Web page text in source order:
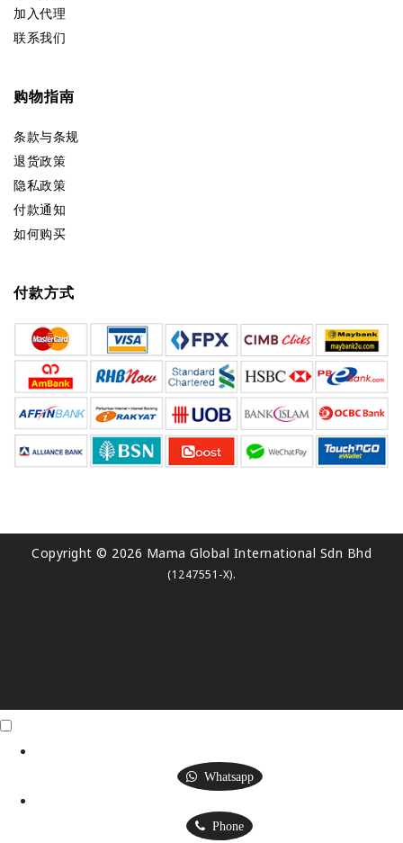
加入代理
联系我们
购物指南
条款与条规
退货政策
隐私政策
付款通知
如何购买
付款方式
Copyright © 2026 Mama Global International Sdn Bhd
(1247551-X).
Whatsapp
Phone